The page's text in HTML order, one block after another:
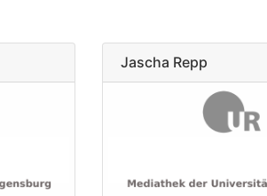
Jascha Repp